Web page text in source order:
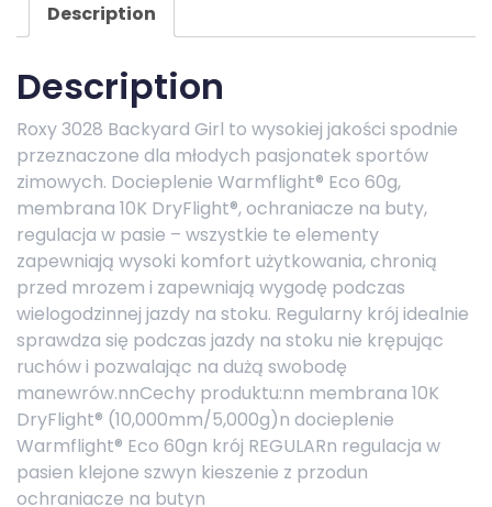
Description
Description
Roxy 3028 Backyard Girl to wysokiej jakości spodnie
przeznaczone dla młodych pasjonatek sportów
zimowych. Docieplenie Warmflight® Eco 60g,
membrana 10K DryFlight®, ochraniacze na buty,
regulacja w pasie – wszystkie te elementy
zapewniają wysoki komfort użytkowania, chronią
przed mrozem i zapewniają wygodę podczas
wielogodzinnej jazdy na stoku. Regularny krój idealnie
sprawdza się podczas jazdy na stoku nie krępując
ruchów i pozwalając na dużą swobodę
manewrów.nnCechy produktu:nn membrana 10K
DryFlight® (10,000mm/5,000g)n docieplenie
Warmflight® Eco 60gn krój REGULARn regulacja w
pasien klejone szwyn kieszenie z przodun
ochraniacze na butyn